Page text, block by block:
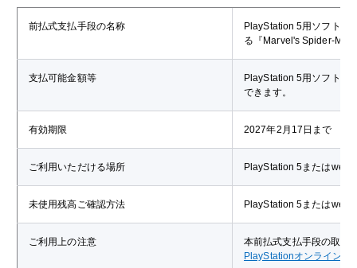
前払式支払手段の名称
PlayStation 5用ソフトウ
る『Marvel's Spider-Man
支払可能金額等
PlayStation 5用ソフトウ
できます。
有効期限 2027年2月17日まで
ご利用いただける場所 PlayStation 5またはweb
未使用残高ご確認方法 PlayStation 5またはweb
ご利用上の注意
本前払式支払手段の取扱
PlayStationオンラインサ